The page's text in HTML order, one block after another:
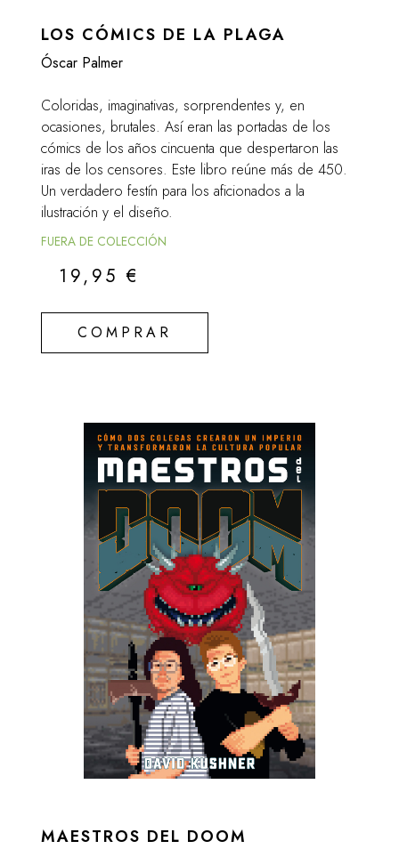
LOS CÓMICS DE LA PLAGA
Óscar Palmer
Coloridas, imaginativas, sorprendentes y, en
ocasiones, brutales. Así eran las portadas de los
cómics de los años cincuenta que despertaron las
iras de los censores. Este libro reúne más de 450.
Un verdadero festín para los aficionados a la
ilustración y el diseño.
FUERA DE COLECCIÓN
19,95€
COMPRAR
MAESTROS DEL DOOM